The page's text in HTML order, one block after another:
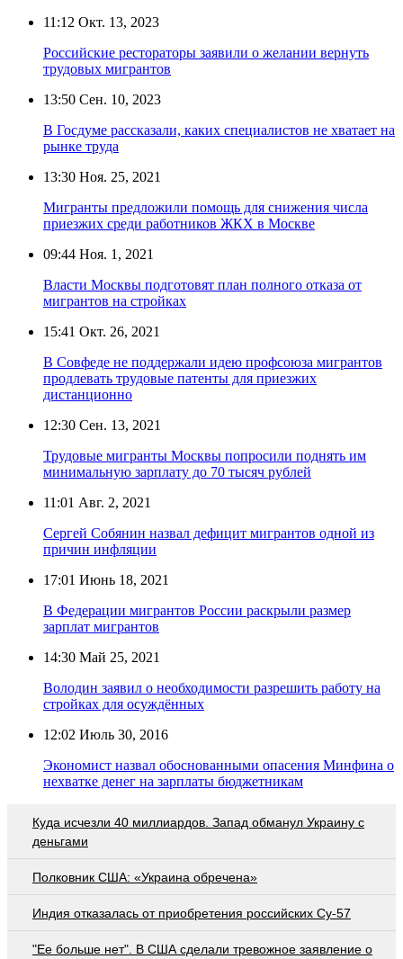
11:12 Окт. 13, 2023
Российские рестораторы заявили о желании вернуть
трудовых мигрантов
13:50 Сен. 10, 2023
В Госдуме рассказали, каких специалистов не хватает на
рынке труда
13:30 Ноя. 25, 2021
Мигранты предложили помощь для снижения числа
приезжих среди работников ЖКХ в Москве
09:44 Ноя. 1, 2021
Власти Москвы подготовят план полного отказа от
мигрантов на стройках
15:41 Окт. 26, 2021
В Совфеде не поддержали идею профсоюза мигрантов
продлевать трудовые патенты для приезжих
дистанционно
12:30 Сен. 13, 2021
Трудовые мигранты Москвы попросили поднять им
минимальную зарплату до 70 тысяч рублей
11:01 Авг. 2, 2021
Сергей Собянин назвал дефицит мигрантов одной из
причин инфляции
17:01 Июнь 18, 2021
В Федерации мигрантов России раскрыли размер
зарплат мигрантов
14:30 Май 25, 2021
Володин заявил о необходимости разрешить работу на
стройках для осуждённых
12:02 Июль 30, 2016
Экономист назвал обоснованными опасения Минфина о
нехватке денег на зарплаты бюджетникам
Куда исчезли 40 миллиардов. Запад обманул Украину с
деньгами
Полковник США: «Украина обречена»
Индия отказалась от приобретения российских Су-57
"Ее больше нет". В США сделали тревожное заявление о